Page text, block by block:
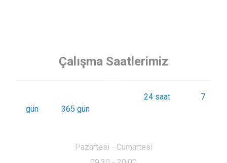
Çalışma Saatlerimiz
24 saathaftada 7
gün
365 gün
Pazartesi - Cumartesi